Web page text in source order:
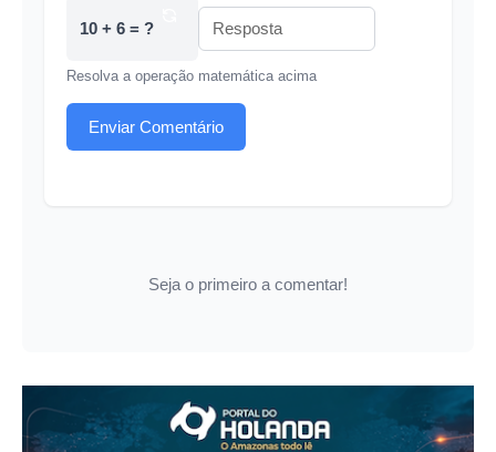
10 + 6 = ?
Resolva a operação matemática acima
Enviar Comentário
Seja o primeiro a comentar!